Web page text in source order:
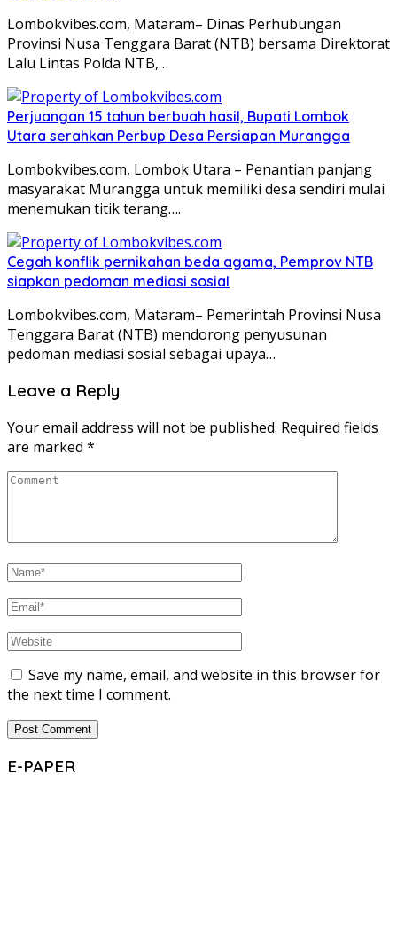
Lombokvibes.com, Mataram– Dinas Perhubungan
Provinsi Nusa Tenggara Barat (NTB) bersama Direktorat
Lalu Lintas Polda NTB,…
Perjuangan 15 tahun berbuah hasil, Bupati Lombok
Utara serahkan Perbup Desa Persiapan Murangga
Lombokvibes.com, Lombok Utara – Penantian panjang
masyarakat Murangga untuk memiliki desa sendiri mulai
menemukan titik terang….
Cegah konflik pernikahan beda agama, Pemprov NTB
siapkan pedoman mediasi sosial
Lombokvibes.com, Mataram– Pemerintah Provinsi Nusa
Tenggara Barat (NTB) mendorong penyusunan
pedoman mediasi sosial sebagai upaya…
Leave a Reply
Your email address will not be published. Required fields
are marked *
Save my name, email, and website in this browser for
the next time I comment.
E-PAPER